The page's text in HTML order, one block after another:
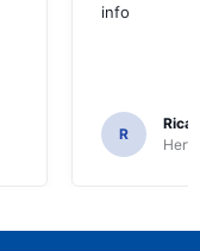
info
R